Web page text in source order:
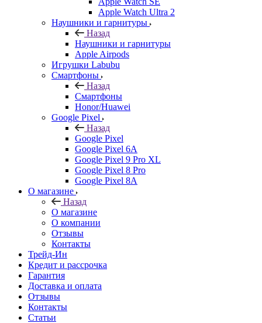
Apple Watch Ultra 2
Наушники и гарнитуры
Назад
Наушники и гарнитуры
Apple Airpods
Игрушки Labubu
Смартфоны
Назад
Смартфоны
Honor/Huawei
Google Pixel
Назад
Google Pixel
Google Pixel 6A
Google Pixel 9 Pro XL
Google Pixel 8 Pro
Google Pixel 8A
О магазине
Назад
О магазине
О компании
Отзывы
Контакты
Трейд-Ин
Кредит и рассрочка
Гарантия
Доставка и оплата
Отзывы
Контакты
Статьи